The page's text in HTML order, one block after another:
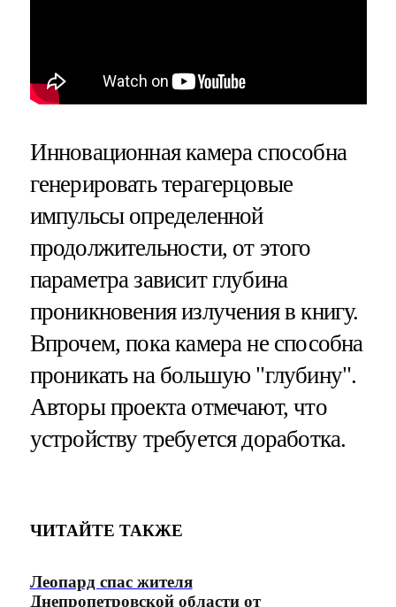
Инновационная камера способна
генерировать терагерцовые
импульсы определенной
продолжительности, от этого
параметра зависит глубина
проникновения излучения в книгу.
Впрочем, пока камера не способна
проникать на большую "глубину".
Авторы проекта отмечают, что
устройству требуется доработка.
ЧИТАЙТЕ ТАКЖЕ
Леопард спас жителя
Днепропетровской области от